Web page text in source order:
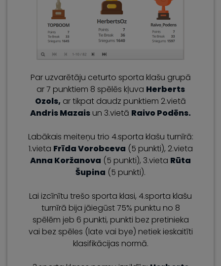
Par uzvarētāju ceturto sporta klašu grupā
ar 7 punktiem 8 spēlēs kļuva Herberts
Ozols, ar tikpat daudz punktiem 2.vietā
Andris Mazais un 3.vietā Raivo Podēns.
Labākais meiteņu trio 4.sporta klašu turnīrā:
1.vieta Frīda Vorobceva (5 punkti), 2.vieta
Anna Koržanova (5 punkti), 3.vieta Rūta
Šupina (5 punkti).
Lai izcīnītu trešo sporta klasi, 4.sporta klašu
turnīrā bija jāiegūst 75% punktu no 8
spēlēm jeb 6 punkti, punkti bez pretinieka
vai bez spēles (late vai bye) netiek ieskaitīti
klasifikācijas normā.